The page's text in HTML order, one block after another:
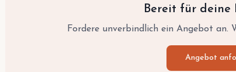
Bereit für deine
Fordere unverbindlich ein Angebot an.
Angebot